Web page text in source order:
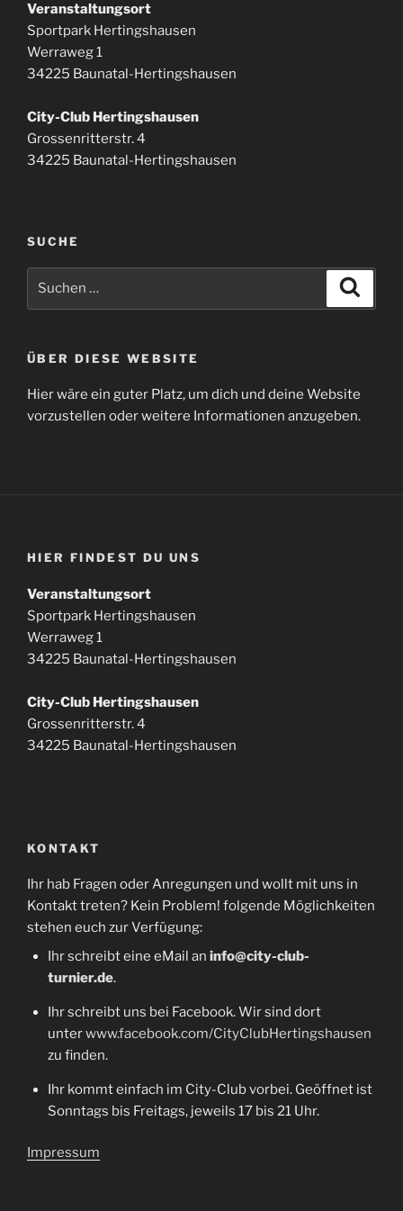
Veranstaltungsort
Sportpark Hertingshausen
Werraweg 1
34225 Baunatal-Hertingshausen
City-Club Hertingshausen
Grossenritterstr. 4
34225 Baunatal-Hertingshausen
SUCHE
ÜBER DIESE WEBSITE
Hier wäre ein guter Platz, um dich und deine Website
vorzustellen oder weitere Informationen anzugeben.
HIER FINDEST DU UNS
Veranstaltungsort
Sportpark Hertingshausen
Werraweg 1
34225 Baunatal-Hertingshausen
City-Club Hertingshausen
Grossenritterstr. 4
34225 Baunatal-Hertingshausen
KONTAKT
Ihr hab Fragen oder Anregungen und wollt mit uns in
Kontakt treten? Kein Problem! folgende Möglichkeiten
stehen euch zur Verfügung:
Ihr schreibt eine eMail an info@city-club-
turnier.de.
Ihr schreibt uns bei Facebook. Wir sind dort
unterwww.facebook.com/CityClubHertingshausen
zu finden.
Ihr kommt einfach im City-Club vorbei. Geöffnet ist
Sonntags bis Freitags, jeweils 17 bis 21 Uhr.
Impressum